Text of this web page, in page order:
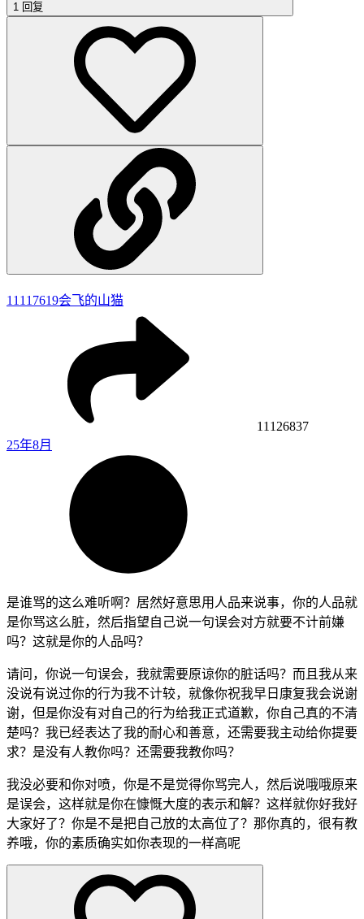
1 回复
11117619会飞的山猫
11126837
25年8月
是谁骂的这么难听啊？居然好意思用人品来说事，你的人品就
是你骂这么脏，然后指望自己说一句误会对方就要不计前嫌
吗？这就是你的人品吗？
请问，你说一句误会，我就需要原谅你的脏话吗？而且我从来
没说有说过你的行为我不计较，就像你祝我早日康复我会说谢
谢，但是你没有对自己的行为给我正式道歉，你自己真的不清
楚吗？我已经表达了我的耐心和善意，还需要我主动给你提要
求？是没有人教你吗？还需要我教你吗？
我没必要和你对喷，你是不是觉得你骂完人，然后说哦哦原来
是误会，这样就是你在慷慨大度的表示和解？这样就你好我好
大家好了？你是不是把自己放的太高位了？那你真的，很有教
养哦，你的素质确实如你表现的一样高呢